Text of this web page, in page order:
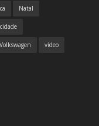
Natal
Volkswagen vídeo